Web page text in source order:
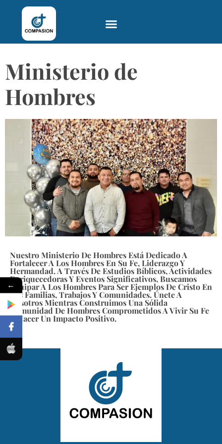
Ministerio de
Hombres
Nuestro Ministerio De Hombres Está Dedicado A
Fortalecer A Los Hombres En Su Fe, Liderazgo Y
Hermandad. A Través De Estudios Bíblicos, Actividades
Enriquecedoras Y Eventos Significativos, Buscamos
Equipar A Los Hombres Para Ser Ejemplos De Cristo En
Sus Familias, Trabajos Y Comunidades. Únete A
Nosotros Mientras Construimos Una Sólida
Comunidad De Hombres Comprometidos A Vivir Su Fe
Y Hacer Un Impacto Positivo.
←